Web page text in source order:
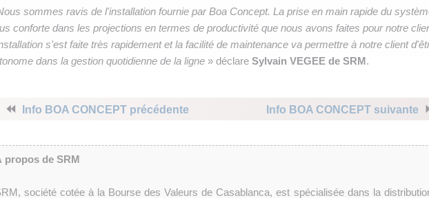
sommes ravis de l'installation fournie par Boa Concept. La prise en main rapide du
conforte dans les projections en termes de productivité que nous avons faites pour notre
s'est faite très rapidement et la facilité de maintenance va permettre à notre client
dans la gestion quotidienne de la ligne » déclare Sylvain VEGEE de SRM.
⏪ Info BOA CONCEPT précédente Info BOA CONCEPT suivante
propos de SRM
société cotée à la Bourse des Valeurs de Casablanca, est spécialisée dans la